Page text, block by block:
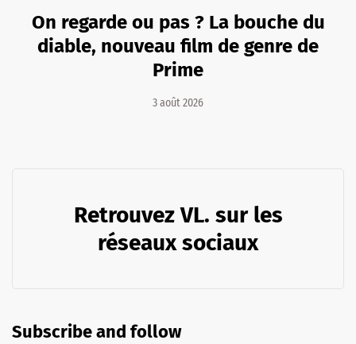
On regarde ou pas ? La bouche du
diable, nouveau film de genre de
Prime
3 août 2026
Retrouvez VL. sur les
réseaux sociaux
Subscribe and follow